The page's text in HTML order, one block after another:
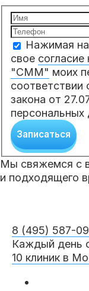
Нажимая
свое
"СММ" моих
соответствии
закона от
персональных
Записаться
Мы свяжемся с
и подходящего
8 (495) 587-
Каждый день
10 клиник в